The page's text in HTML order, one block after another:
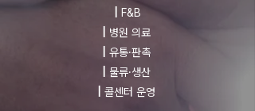
F&B
병원 의료
유통·판촉
물류·생산
콜센터 운영